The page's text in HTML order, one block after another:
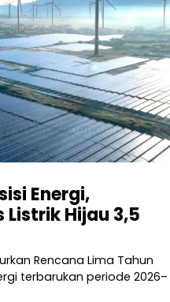
Energi,
Hijau 3,5
Rencana Lima Tahun
terbarukan periode 2026–